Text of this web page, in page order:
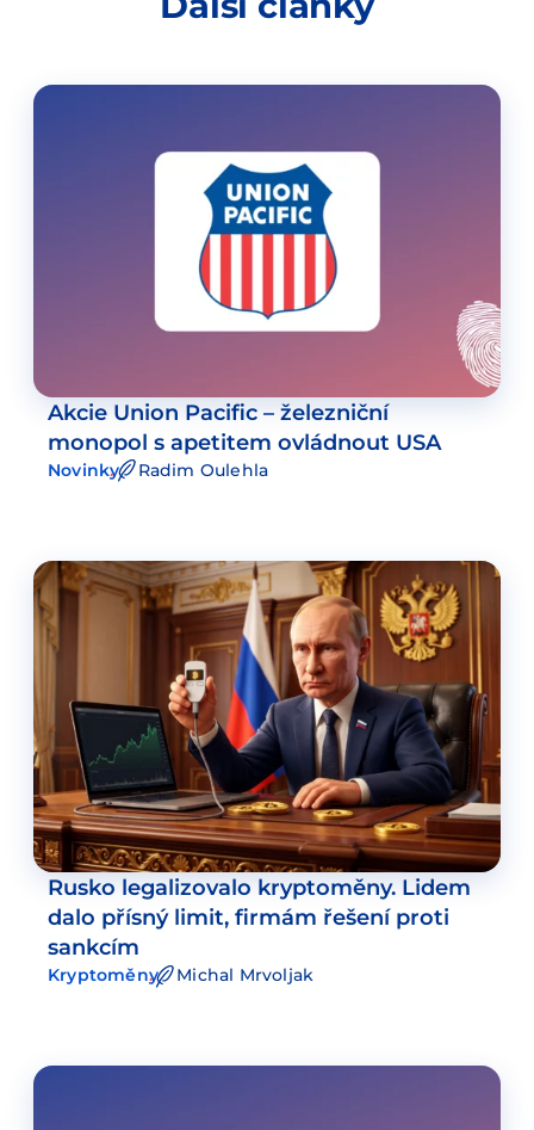
Akcie Union Pacific – železniční
monopol s apetitem ovládnout USA
Novinky Radim Oulehla
Rusko legalizovalo kryptoměny. Lidem
dalo přísný limit, firmám řešení proti
sankcím
Kryptoměny Michal Mrvoljak